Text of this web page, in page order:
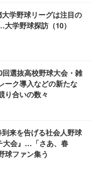
大学野球リーグは注目の
学野球探訪（10）
回選抜高校野球大会・雑
ク導入などの新たな
り合いの数々
到来を告げる社会人野球
大会』…「さあ、春
球ファン集う